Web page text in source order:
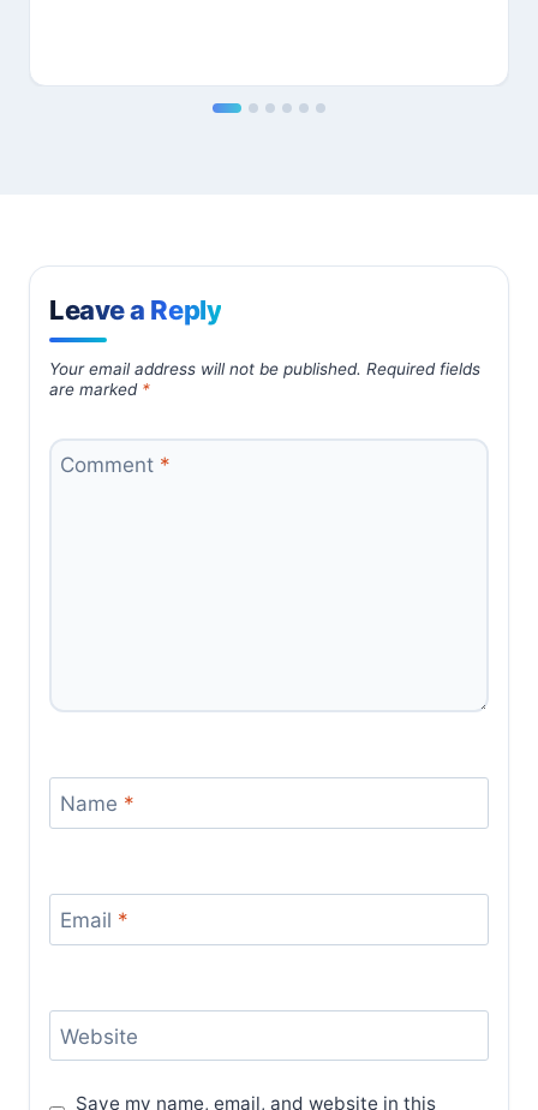
Leave a Reply
Your email address will not be published. Required fields
are marked *
Comment *
Name *
Email *
Website
Save my name, email, and website in this